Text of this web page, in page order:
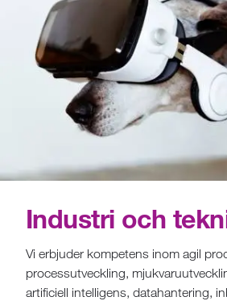
Industri och
Vi erbjuder kompetens inom agil
processutveckling,
artificiell intelligens, datahantering,